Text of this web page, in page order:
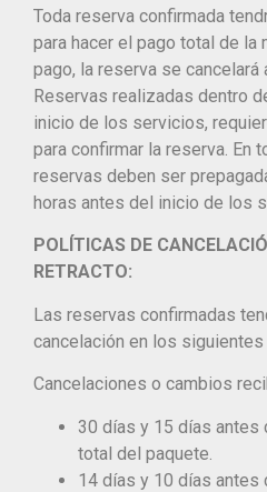
Toda reserva confirmada
para hacer el pago total de la
pago, la reserva se cancelará
Reservas realizadas dentro
inicio de los servicios,
para confirmar la reserva. En
reservas deben ser
horas antes del inicio de los
POLÍTICAS DE
RETRACTO:
Las reservas confirmadas
cancelación en los siguientes
Cancelaciones o cambios
30 días y 15 días antes
total del paquete.
14 días y 10 días antes